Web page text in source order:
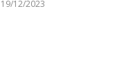
19/12/2023